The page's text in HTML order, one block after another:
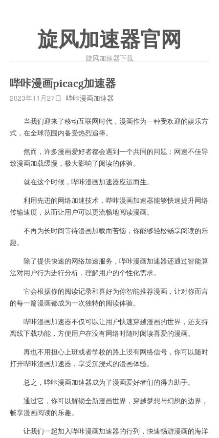
旋风加速器官网
旋风加速器下载
哔咔漫画picacg加速器
2023年11月27日 哔咔漫画加速器
当我们迎来了移动互联网时代，漫画作为一种受欢迎的娱乐方
式，在全球范围内备受热烈追捧。
然而，许多漫画爱好者都会遇到一个共同的问题：网速不佳导
致漫画加载缓慢，极大影响了阅读的体验。
就在这个时候，哔咔漫画加速器应运而生。
利用先进的网络加速技术，哔咔漫画加速器能够快速提升网络
传输速度，从而让用户可以更流畅地阅读漫画。
不再为长时间等待漫画加载而苦恼，你能够轻松畅享阅读的乐
趣。
除了提供快速的网络加速服务，哔咔漫画加速器还通过智能算
法对用户行为进行分析，理解用户的个性化需求。
它会根据你的阅读记录和喜好为你智能推荐漫画，让对你而言
的每一篇漫画都成为一次独特的阅读体验。
哔咔漫画加速器不仅可以让用户快速穿越漫画的世界，还支持
离线下载功能，方便用户在没有网络时随时阅读喜爱的漫画。
再也不用担心上班或者学校的路上没有网络信号，你可以随时
打开哔咔漫画加速器，享受沉浸式的漫画体验。
总之，哔咔漫画加速器成为了漫画爱好者们的得力助手。
通过它，你可以解锁全新漫画世界，穿越梦想与幻想的边界，
畅享漫画阅读的乐趣。
让我们一起加入哔咔漫画加速器的行列，快速畅游漫画的海洋